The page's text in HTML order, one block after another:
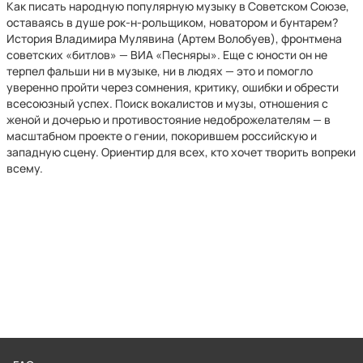
Как писать народную популярную музыку в Советском Союзе,
оставаясь в душе рок-н-рольщиком, новатором и бунтарем?
История Владимира Мулявина (Артем Волобуев), фронтмена
советских «битлов» — ВИА «Песняры». Еще с юности он не
терпел фальши ни в музыке, ни в людях — это и помогло
уверенно пройти через сомнения, критику, ошибки и обрести
всесоюзный успех. Поиск вокалистов и музы, отношения с
женой и дочерью и противостояние недоброжелателям — в
масштабном проекте о гении, покорившем российскую и
западную сцену. Ориентир для всех, кто хочет творить вопреки
всему.